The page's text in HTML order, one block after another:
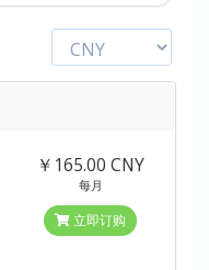
￥165.00 CNY
每月
立即订购